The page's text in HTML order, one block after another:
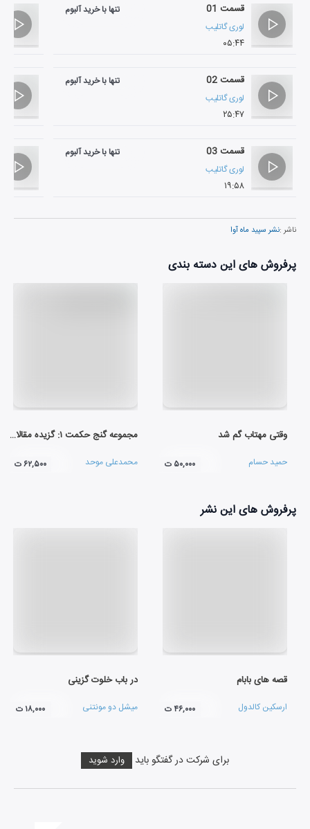
قسمت 01
لوری گاتلیب
۰۵:۴۴
تنها با خرید آلبوم
قسمت 02
لوری گاتلیب
۲۵:۴۷
تنها با خرید آلبوم
قسمت 03
لوری گاتلیب
۱۹:۵۸
تنها با خرید آلبوم
ناشر :نشر سپید ماه آوا
پرفروش های این دسته بندی
وقتی مهتاب گم شد
حمید حسام ۵۰,۰۰۰ ت
مجموعه گنج حکمت ۱: گزیده مقالات شمس تبریزی
محمدعلی موحد ۶۲,۵۰۰ ت
پرفروش های این نشر
قصه های بابام
ارسکین کالدول ۴۶,۰۰۰ ت
در باب خلوت گزینی
میشل دو مونتنی ۱۸,۰۰۰ ت
برای شرکت در گفتگو باید وارد شوید